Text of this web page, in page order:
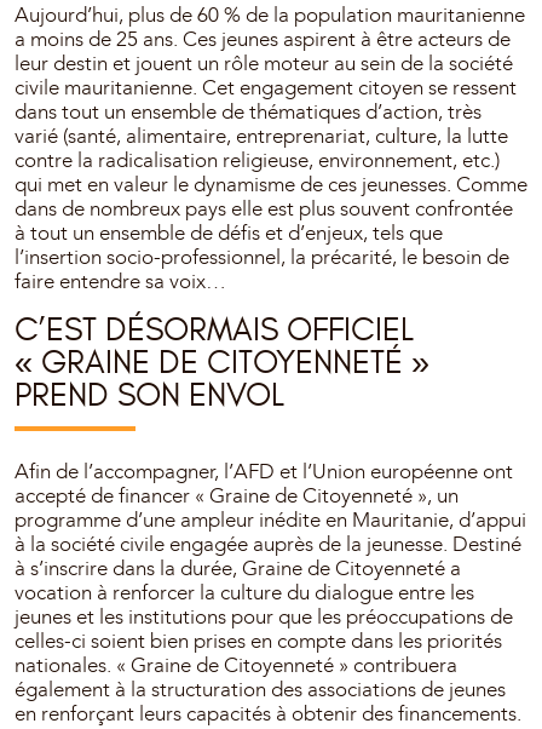
Aujourd’hui, plus de 60 % de la population mauritanienne
a moins de 25 ans. Ces jeunes aspirent à être acteurs de
leur destin et jouent un rôle moteur au sein de la société
civile mauritanienne. Cet engagement citoyen se ressent
dans tout un ensemble de thématiques d’action, très
varié (santé, alimentaire, entreprenariat, culture, la lutte
contre la radicalisation religieuse, environnement, etc.)
qui met en valeur le dynamisme de ces jeunesses. Comme
dans de nombreux pays elle est plus souvent confrontée
à tout un ensemble de défis et d’enjeux, tels que
l’insertion socio-professionnel, la précarité, le besoin de
faire entendre sa voix…
C’EST DÉSORMAIS OFFICIEL
« GRAINE DE CITOYENNETÉ »
PREND SON ENVOL
Afin de l’accompagner, l’AFD et l’Union européenne ont
accepté de financer « Graine de Citoyenneté », un
programme d’une ampleur inédite en Mauritanie, d’appui
à la société civile engagée auprès de la jeunesse. Destiné
à s’inscrire dans la durée, Graine de Citoyenneté a
vocation à renforcer la culture du dialogue entre les
jeunes et les institutions pour que les préoccupations de
celles-ci soient bien prises en compte dans les priorités
nationales. « Graine de Citoyenneté » contribuera
également à la structuration des associations de jeunes
en renforçant leurs capacités à obtenir des financements.